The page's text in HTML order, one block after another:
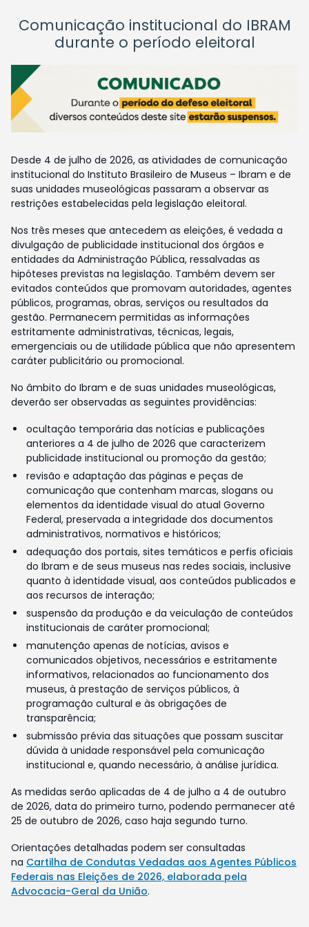
Comunicação institucional do IBRAM
durante o período eleitoral
Desde 4 de julho de 2026, as atividades de comunicação
institucional do Instituto Brasileiro de Museus – Ibram e de
suas unidades museológicas passaram a observar as
restrições estabelecidas pela legislação eleitoral.
Nos três meses que antecedem as eleições, é vedada a
divulgação de publicidade institucional dos órgãos e
entidades da Administração Pública, ressalvadas as
hipóteses previstas na legislação. Também devem ser
evitados conteúdos que promovam autoridades, agentes
públicos, programas, obras, serviços ou resultados da
gestão. Permanecem permitidas as informações
estritamente administrativas, técnicas, legais,
emergenciais ou de utilidade pública que não apresentem
caráter publicitário ou promocional.
No âmbito do Ibram e de suas unidades museológicas,
deverão ser observadas as seguintes providências:
ocultação temporária das notícias e publicações
anteriores a 4 de julho de 2026 que caracterizem
publicidade institucional ou promoção da gestão;
revisão e adaptação das páginas e peças de
comunicação que contenham marcas, slogans ou
elementos da identidade visual do atual Governo
Federal, preservada a integridade dos documentos
administrativos, normativos e históricos;
adequação dos portais, sites temáticos e perfis oficiais
do Ibram e de seus museus nas redes sociais, inclusive
quanto à identidade visual, aos conteúdos publicados e
aos recursos de interação;
suspensão da produção e da veiculação de conteúdos
institucionais de caráter promocional;
manutenção apenas de notícias, avisos e
comunicados objetivos, necessários e estritamente
informativos, relacionados ao funcionamento dos
museus, à prestação de serviços públicos, à
programação cultural e às obrigações de
transparência;
submissão prévia das situações que possam suscitar
dúvida à unidade responsável pela comunicação
institucional e, quando necessário, à análise jurídica.
As medidas serão aplicadas de 4 de julho a 4 de outubro
de 2026, data do primeiro turno, podendo permanecer até
25 de outubro de 2026, caso haja segundo turno.
Orientações detalhadas podem ser consultadas
na Cartilha de Condutas Vedadas aos Agentes Públicos
Federais nas Eleições de 2026, elaborada pela
Advocacia-Geral da União.